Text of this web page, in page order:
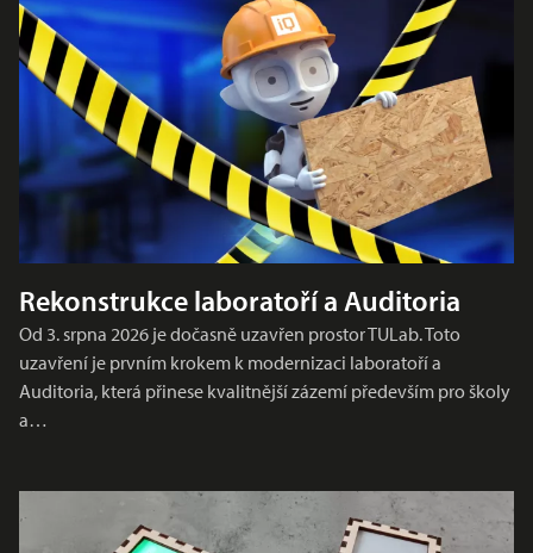
Rekonstrukce laboratoří a Auditoria
Od 3. srpna 2026 je dočasně uzavřen prostor TULab. Toto
uzavření je prvním krokem k modernizaci laboratoří a
Auditoria, která přinese kvalitnější zázemí především pro školy
a…